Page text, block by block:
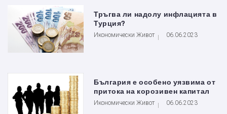
Тръгва ли надолу инфлацията в
Турция?
Икономически Живот 06.06.2023
България е особено уязвима от
притока на корозивен капитал
Икономически Живот 06.06.2023